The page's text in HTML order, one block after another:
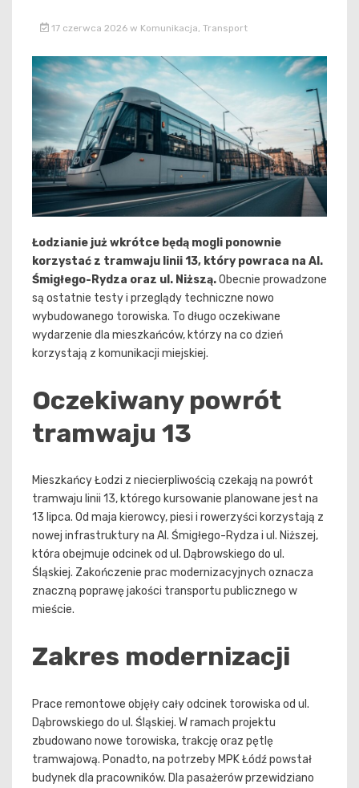
17 czerwca 2026 w Komunikacja Transport
Łodzianie już wkrótce będą mogli ponownie
korzystać z tramwaju linii 13, który powraca na Al.
Śmigłego-Rydza oraz ul. Niższą.Obecnie prowadzone
są ostatnie testy i przeglądy techniczne nowo
wybudowanego torowiska. To długo oczekiwane
wydarzenie dla mieszkańców, którzy na co dzień
korzystają z komunikacji miejskiej.
Oczekiwany powrót
tramwaju 13
Mieszkańcy Łodzi z niecierpliwością czekają na powrót
tramwaju linii 13, którego kursowanie planowane jest na
13 lipca. Od maja kierowcy, piesi i rowerzyści korzystają z
nowej infrastruktury na Al. Śmigłego-Rydza i ul. Niższej,
która obejmuje odcinek od ul. Dąbrowskiego do ul.
Śląskiej. Zakończenie prac modernizacyjnych oznacza
znaczną poprawę jakości transportu publicznego w
mieście.
Zakres modernizacji
Prace remontowe objęły cały odcinek torowiska od ul.
Dąbrowskiego do ul. Śląskiej. W ramach projektu
zbudowano nowe torowiska, trakcję oraz pętlę
tramwajową. Ponadto, na potrzeby MPK Łódź powstał
budynek dla pracowników. Dla pasażerów przewidziano